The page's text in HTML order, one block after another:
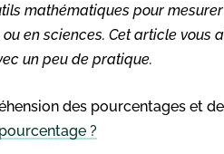
mathématiques pour
en sciences. Cet article
un peu de pratique.
des pourcentages et
?